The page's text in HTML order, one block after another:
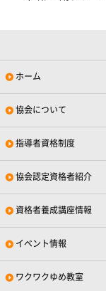
ホーム
協会について
指導者資格制度
協会認定資格者紹介
資格者養成講座情報
イベント情報
ワクワクゆめ教室